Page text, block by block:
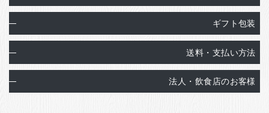
ギフト包装
送料・支払い方法
法人・飲食店のお客様